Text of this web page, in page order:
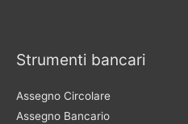
Strumenti bancari
Assegno Circolare
Assegno Bancario